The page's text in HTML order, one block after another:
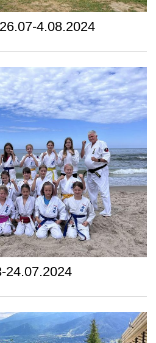
4.08.2024
24.07.2024